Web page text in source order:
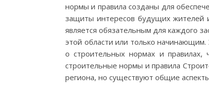
нормы и правила созданы для
защиты интересов будущих жителей
является обязательным для каждого
этой области или только
о строительных нормах и правилах,
строительные нормы и правила
региона, но существуют общие